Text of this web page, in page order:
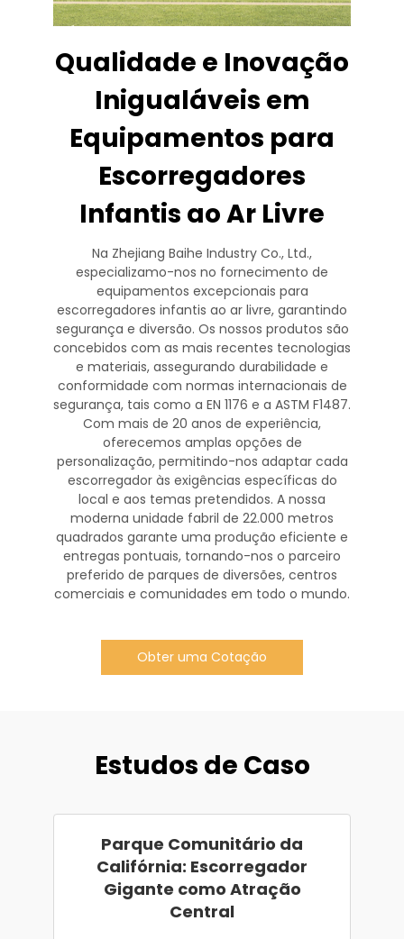
Qualidade e Inovação
Inigualáveis em
Equipamentos para
Escorregadores
Infantis ao Ar Livre
Na Zhejiang Baihe Industry Co., Ltd.,
especializamo-nos no fornecimento de
equipamentos excepcionais para
escorregadores infantis ao ar livre, garantindo
segurança e diversão. Os nossos produtos são
concebidos com as mais recentes tecnologias
e materiais, assegurando durabilidade e
conformidade com normas internacionais de
segurança, tais como a EN 1176 e a ASTM F1487.
Com mais de 20 anos de experiência,
oferecemos amplas opções de
personalização, permitindo-nos adaptar cada
escorregador às exigências específicas do
local e aos temas pretendidos. A nossa
moderna unidade fabril de 22.000 metros
quadrados garante uma produção eficiente e
entregas pontuais, tornando-nos o parceiro
preferido de parques de diversões, centros
comerciais e comunidades em todo o mundo.
Obter uma Cotação
Estudos de Caso
Parque Comunitário da
Califórnia: Escorregador
Gigante como Atração
Central